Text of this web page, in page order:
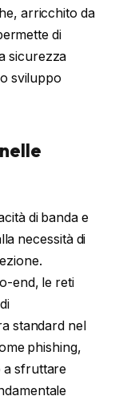
arricchito da
di
sicurezza
sviluppo
di banda e
necessità di
end, le reti
standard nel
phishing,
a sfruttare